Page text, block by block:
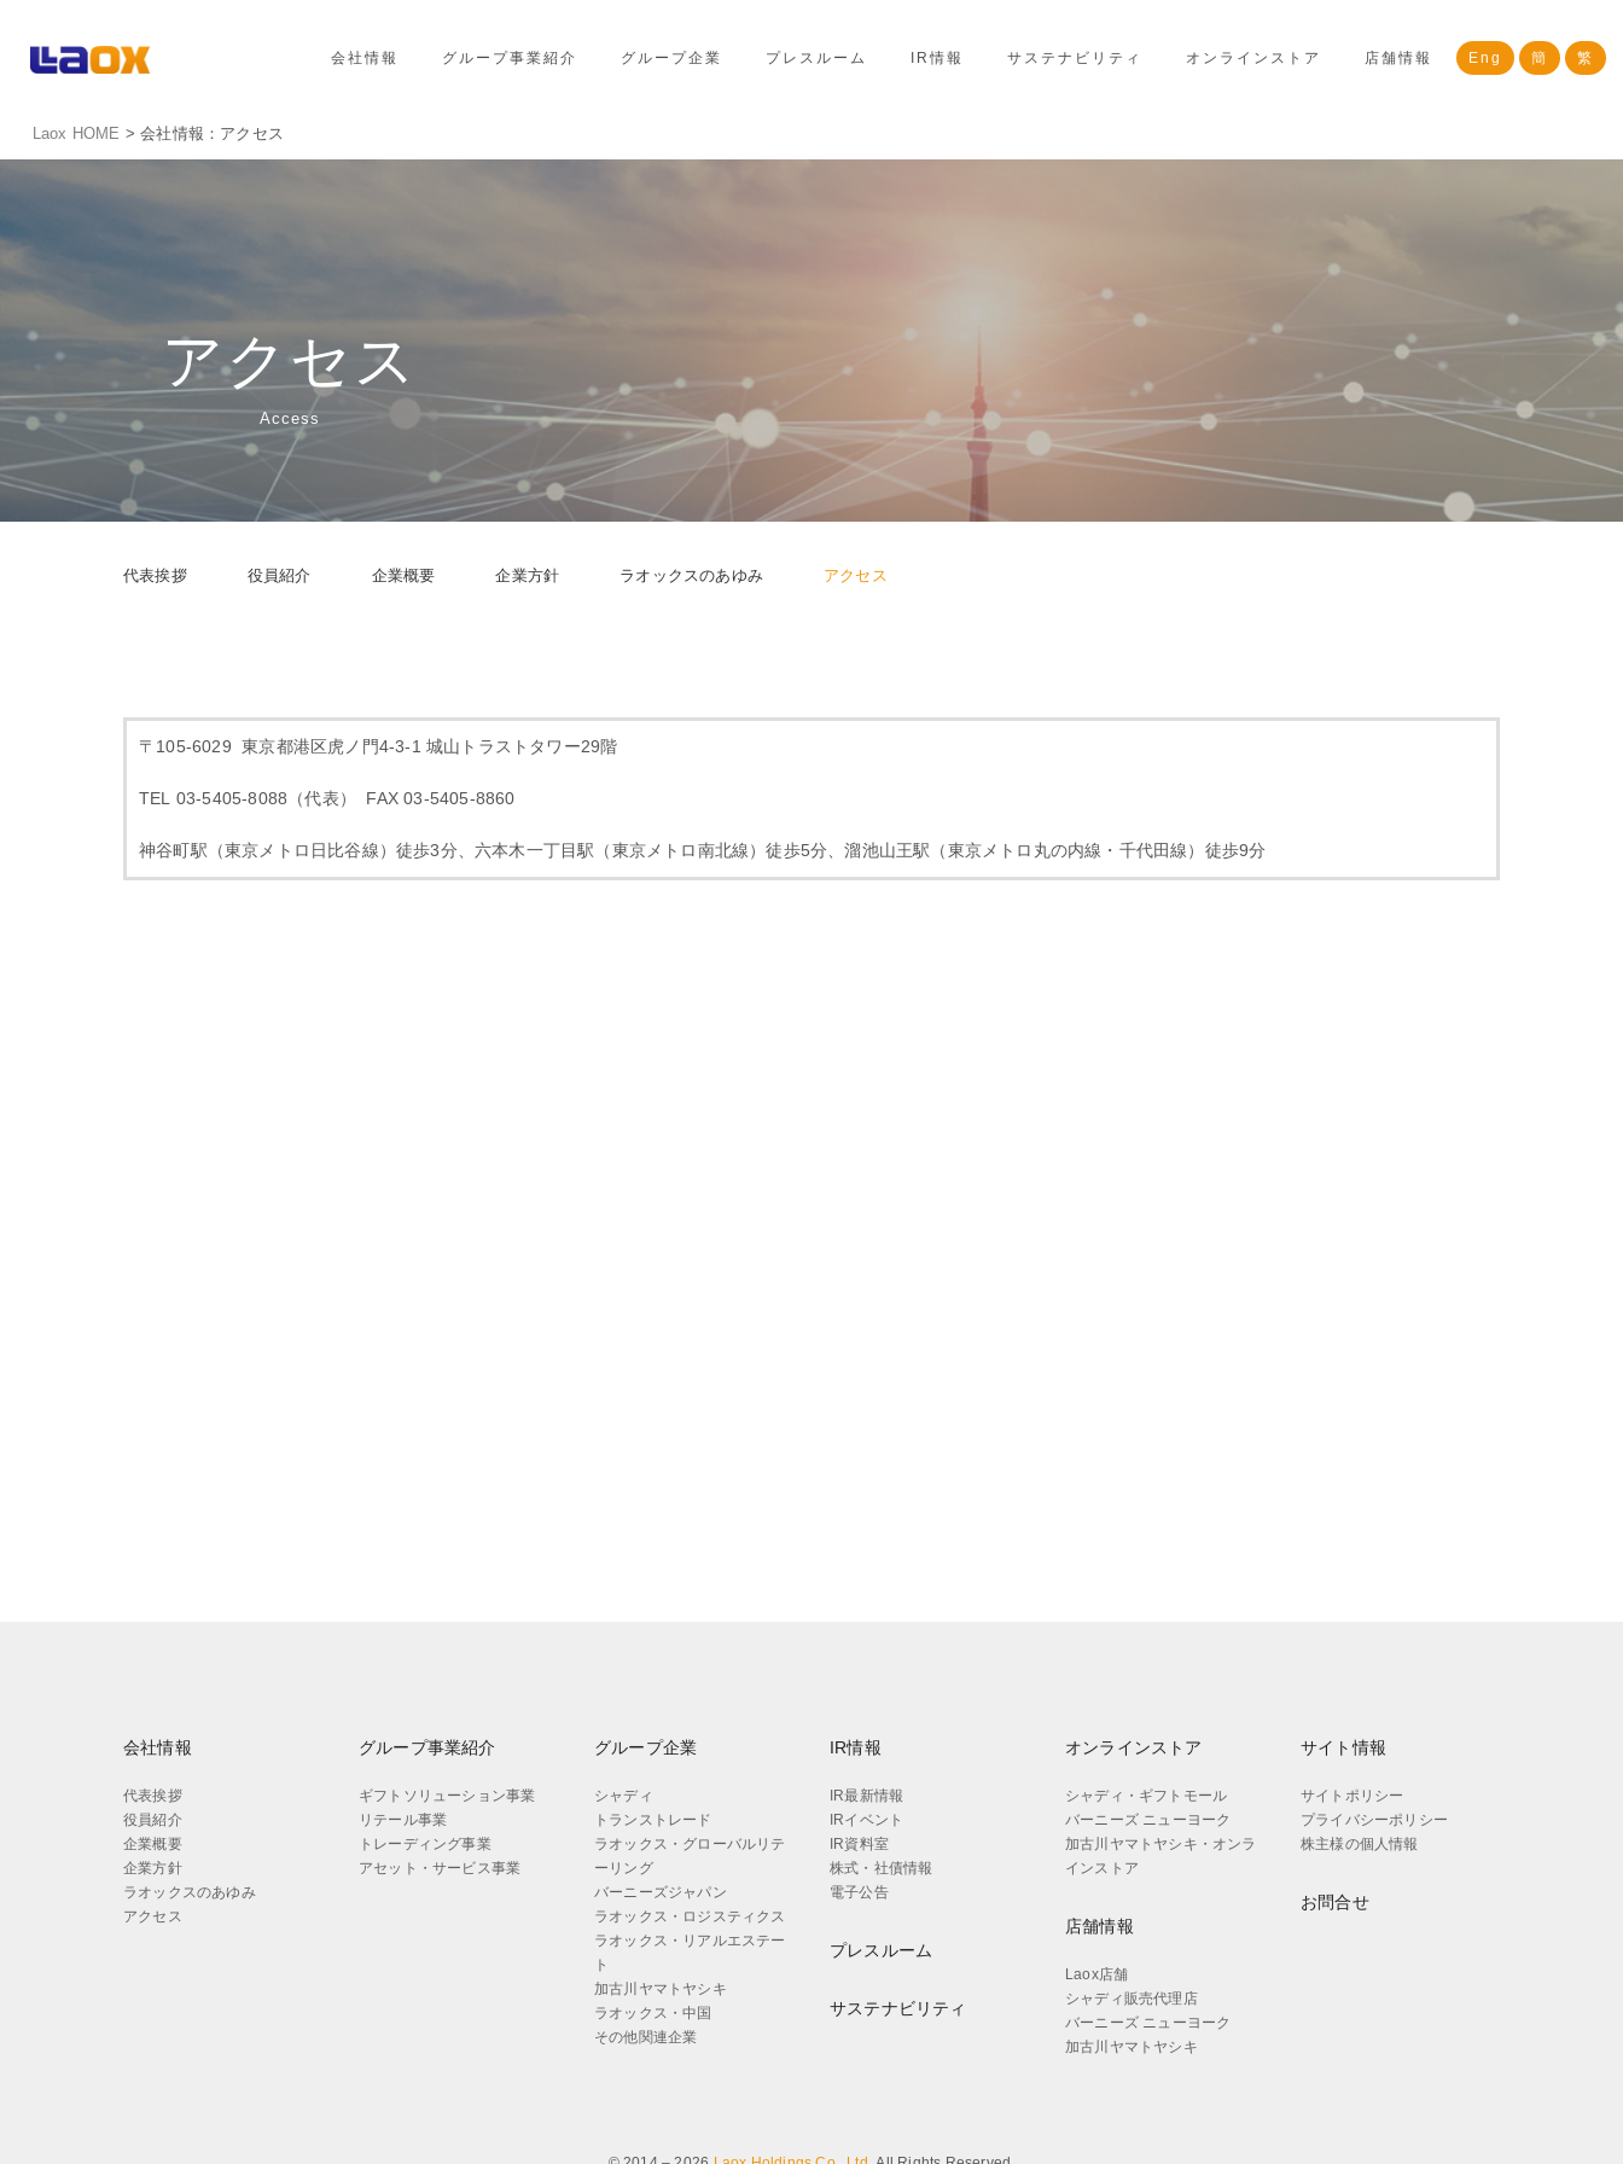
会社情報 グループ事業紹介 グループ企業 プレスルーム IR情報 サステナビリティ オンラインストア 店舗情報 Eng 簡 繁
Laox HOME > 会社情報：アクセス
アクセス
Access
代表挨拶 役員紹介 企業概要 企業方針 ラオックスのあゆみ アクセス
〒105-6029 東京都港区虎ノ門4-3-1 城山トラストタワー29階
TEL 03-5405-8088（代表） FAX 03-5405-8860
神谷町駅（東京メトロ日比谷線）徒歩3分、六本木一丁目駅（東京メトロ南北線）徒歩5分、溜池山王駅（東京メトロ丸の内線・千代田線）徒歩9分
会社情報
代表挨拶
役員紹介
企業概要
企業方針
ラオックスのあゆみ
アクセス
グループ事業紹介
ギフトソリューション事業
リテール事業
トレーディング事業
アセット・サービス事業
グループ企業
シャディ
トランストレード
ラオックス・グローバルリテ
ーリング
バーニーズジャパン
ラオックス・ロジスティクス
ラオックス・リアルエステー
ト
加古川ヤマトヤシキ
ラオックス・中国
その他関連企業
IR情報
IR最新情報
IRイベント
IR資料室
株式・社債情報
電子公告
プレスルーム
サステナビリティ
オンラインストア
シャディ・ギフトモール
バーニーズ ニューヨーク
加古川ヤマトヤシキ・オンラ
インストア
店舗情報
Laox店舗
シャディ販売代理店
バーニーズ ニューヨーク
加古川ヤマトヤシキ
サイト情報
サイトポリシー
プライバシーポリシー
株主様の個人情報
お問合せ